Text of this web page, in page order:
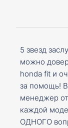
5 звезд
можно
honda fit и
за помощь!
менеджер
каждой
ОДНОГО